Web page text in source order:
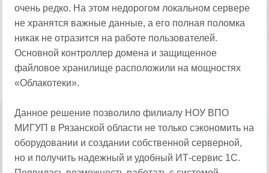
очень редко. На этом недорогом локальном сервере
не хранятся важные данные, а его полная поломка
никак не отразится на работе пользователей.
Основной контроллер домена и защищенное
файловое хранилище расположили на мощностях
«Облакотеки».
Данное решение позволило филиалу НОУ ВПО
МИГУП в Рязанской области не только сэкономить на
оборудовании и создании собственной серверной,
но и получить надежный и удобный ИТ-сервис 1С.